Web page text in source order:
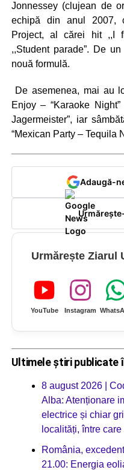
Jonnessey (clujean de
echipă din anul 2007,
Project, al cărei hit ,,I
,,Student parade”. De
nouă formulă.
De asemenea, mai au
Enjoy – “Karaoke
Jagermeister”, iar
“Mexican Party – Tequila
Adaugă-
Urmărește Ziarul
YouTube Instagram
Ultimele știri publicate
8 august 2026 |
Alba: Atenționare
electrice și chiar
localități, între
România,
21.00: Energia